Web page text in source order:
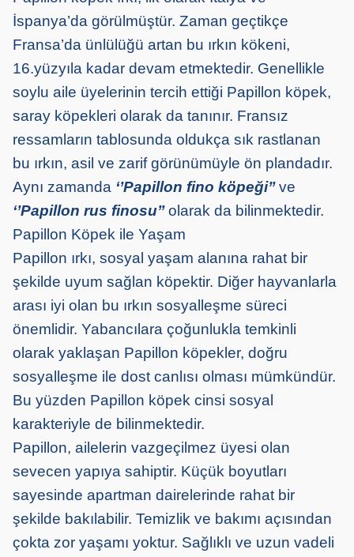
İspanya’da görülmüştür. Zaman geçtikçe
Fransa’da ünlülüğü artan bu ırkın kökeni,
16.yüzyıla kadar devam etmektedir. Genellikle
soylu aile üyelerinin tercih ettiği Papillon köpek,
saray köpekleri olarak da tanınır. Fransız
ressamların tablosunda oldukça sık rastlanan
bu ırkın, asil ve zarif görünümüyle ön plandadır.
Aynı zamanda ‘’Papillon fino köpeği’’ve
‘’Papillon rus finosu’’olarak da bilinmektedir.
Papillon Köpek ile Yaşam
Papillon ırkı, sosyal yaşam alanına rahat bir
şekilde uyum sağlan köpektir. Diğer hayvanlarla
arası iyi olan bu ırkın sosyalleşme süreci
önemlidir. Yabancılara çoğunlukla temkinli
olarak yaklaşan Papillon köpekler, doğru
sosyalleşme ile dost canlısı olması mümkündür.
Bu yüzden Papillon köpek cinsi sosyal
karakteriyle de bilinmektedir.
Papillon, ailelerin vazgeçilmez üyesi olan
sevecen yapıya sahiptir. Küçük boyutları
sayesinde apartman dairelerinde rahat bir
şekilde bakılabilir. Temizlik ve bakımı açısından
çokta zor yaşamı yoktur. Sağlıklı ve uzun vadeli